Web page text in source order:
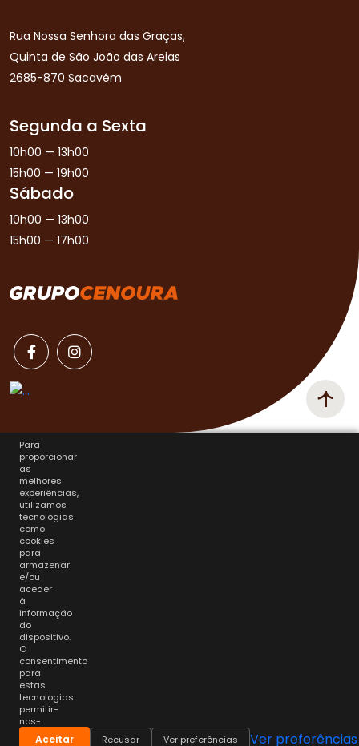
Rua Nossa Senhora das Graças,
Quinta de São João das Areias
2685-870 Sacavém
Segunda a Sexta
10h00 — 13h00
15h00 — 19h00
Sábado
10h00 — 13h00
15h00 — 17h00
Para
proporcionar
as
melhores
experiências,
utilizamos
tecnologias
como
cookies
para
armazenar
e/ou
aceder
à
informação
do
dispositivo.
O
consentimento
para
estas
tecnologias
permitir-
nos-
á
Aceitar Recusar Ver preferências Ver preferências